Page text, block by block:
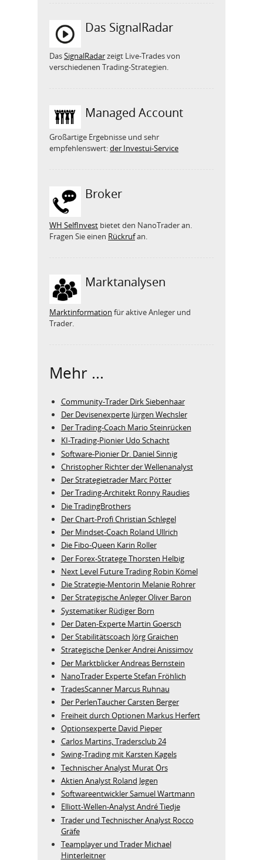
Das SignalRadar
DasSignalRadarzeigt Live-Trades von
verschiedenen Trading-Strategien.
Managed Account
Großartige Ergebnisse und sehr
empfehlenswert:der Investui-Service
Broker
WH SelfInvest bietet den NanoTrader an.
Fragen Sie einen Rückrufan.
Marktanalysen
Marktinformation für aktive Anleger und
Trader.
Mehr ...
Community-Trader Dirk Siebenhaar
Der Devisenexperte Jürgen Wechsler
Der Trading-Coach Mario Steinrücken
KI-Trading-Pionier Udo Schacht
Software-Pionier Dr. Daniel Sinnig
Christopher Richter der Wellenanalyst
Der Strategietrader Marc Pötter
Der Trading-Architekt Ronny Raudies
Die TradingBrothers
Der Chart-Profi Christian Schlegel
Der Mindset-Coach Roland Ullrich
Die Fibo-Queen Karin Roller
Der Forex-Stratege Thorsten Helbig
Next Level Future Trading Robin Kömel
Die Strategie-Mentorin Melanie Rohrer
Der Strategische Anleger Oliver Baron
Systematiker Rüdiger Born
Der Daten-Experte Martin Goersch
Der Stabilitätscoach Jörg Graichen
Strategische Denker Andrei Anissimov
Der Marktblicker Andreas Bernstein
NanoTrader Experte Stefan Fröhlich
TradesScanner Marcus Ruhnau
Der PerlenTaucher Carsten Berger
Freiheit durch Optionen Markus Herfert
Optionsexperte David Pieper
Carlos Martins, Tradersclub 24
Swing-Trading mit Karsten Kagels
Technischer Analyst Murat Örs
Aktien Analyst Roland Jegen
Softwareentwickler Samuel Wartmann
Elliott-Wellen-Analyst André Tiedje
Trader und Technischer Analyst Rocco
Gräfe
Teamplayer und Trader Michael
Hinterleitner